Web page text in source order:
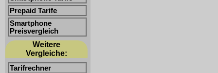
Prepaid Tarife
Smartphone
Preisvergleich
Weitere
Vergleiche:
Tarifrechner